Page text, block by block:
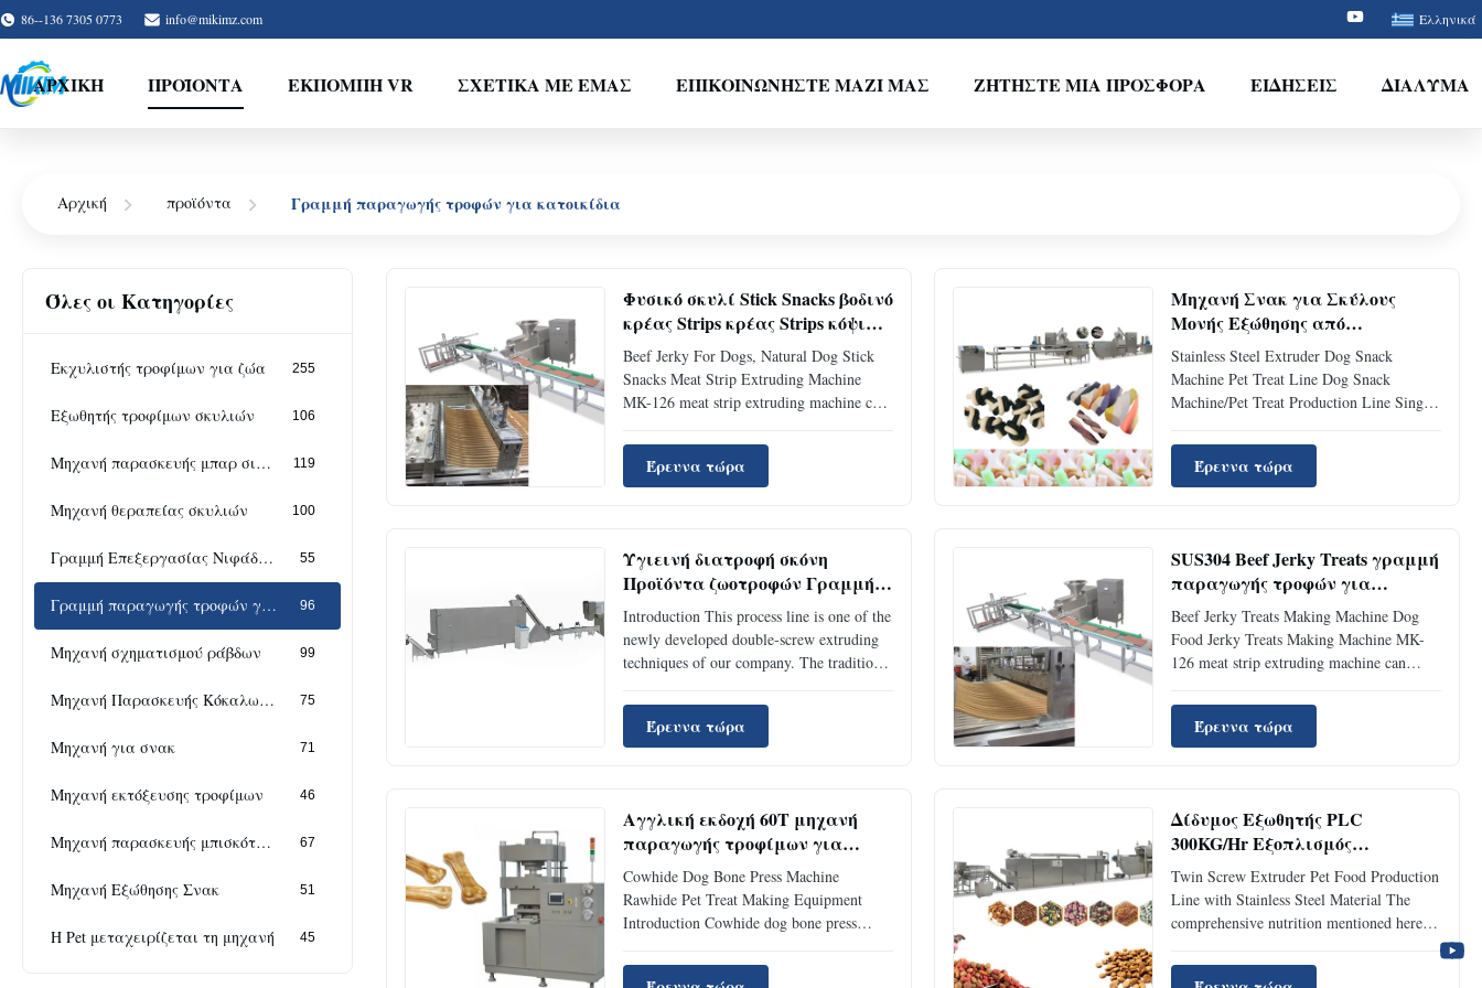
86--136 7305 0773 info@mikimz.com Ελληνικά
ΑΡΧΙΚΉ ΠΡΟΪΌΝΤΑ ΕΚΠΟΜΠΉ VR ΣΧΕΤΙΚΆ ΜΕ ΕΜΆΣ ΕΠΙΚΟΙΝΩΝΉΣΤΕ ΜΑΖΊ ΜΑΣ ΖΗΤΉΣΤΕ ΜΙΑ ΠΡΟΣΦΟΡΆ ΕΙΔΉΣΕΙΣ ΔΙΆΛΥΜΑ
Αρχική προϊόντα Γραμμή παραγωγής τροφών για κατοικίδια
Όλες οι Κατηγορίες
Εκχυλιστής τροφίμων για ζώα 255
Εξωθητής τροφίμων σκυλιών 106
Μηχανή παρασκευής μπαρ σιτηρών 119
Μηχανή θεραπείας σκυλιών 100
Γραμμή Επεξεργασίας Νιφάδων Καλαμποκιού 55
Γραμμή παραγωγής τροφών για κατοικίδια 96
Μηχανή σχηματισμού ράβδων 99
Μηχανή Παρασκευής Κόκαλων Σκύλων 75
Μηχανή για σνακ 71
Μηχανή εκτόξευσης τροφίμων 46
Μηχανή παρασκευής μπισκότων για σκύλους 67
Μηχανή Εξώθησης Σνακ 51
Η Pet μεταχειρίζεται τη μηχανή 45
Φυσικό σκυλί Stick Snacks βοδινό
κρέας Strips κρέας Strips κόψιμο
μηχανή κρέας
Beef Jerky For Dogs, Natural Dog Stick
Snacks Meat Strip Extruding Machine
MK-126 meat strip extruding machine can
Different sizes and shapes can be made by
changing the mold.
Έρευνα τώρα
Μηχανή Σνακ για Σκύλους
Μονής Εξώθησης από
Ανοξείδωτο Χάλυβα 100-150kg/
ώρα
Stainless Steel Extruder Dog Snack
Machine Pet Treat Line Dog Snack
Machine/Pet Treat Production Line Single
Production Line Single Extruder Stainless
Steel Instruction Pet treats food takes
starch as raw materials with scientific
Έρευνα τώρα
Υγιεινή διατροφή σκόνη
Προϊόντα ζωοτροφών Γραμμή
παραγωγής πρωινού χοιρινού
ορού
Introduction This process line is one of the
newly developed double-screw extruding
techniques of our company. The traditional
less usable raw materials,and its sanitation
and quality are diffcult to control. The
double-screw extruding technique makes
Έρευνα τώρα
SUS304 Beef Jerky Treats γραμμή
παραγωγής τροφών για
κατοικίδια 500 κιλά/ώρα
Beef Jerky Treats Making Machine Dog
Food Jerky Treats Making Machine MK-
126 meat strip extruding machine can
Different sizes and shapes can be made by
changing the mold. 1. Especially used to
produce high content (max 70-80%) meat
Έρευνα τώρα
Αγγλική εκδοχή 60T μηχανή
παραγωγής τροφίμων για
σκύλους από γουρούνι / μηχανή
πίεσης οστών σκύλων
Cowhide Dog Bone Press Machine
Rawhide Pet Treat Making Equipment
Introduction Cowhide dog bone press
rawhide dog bone. Features 1. Two
Δίδυμος Εξωθητής PLC
300KG/Hr Εξοπλισμός
Παραγωγής Τροφών για
Κατοικίδια SS304
Twin Screw Extruder Pet Food Production
Line with Stainless Steel Material The
comprehensive nutrition mentioned here
fat content of the dog food is, but the